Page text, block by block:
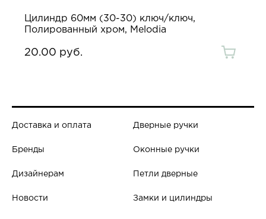
Цилиндр 60мм (30-30) ключ/ключ,
Полированный хром, Melodia
20.00 руб.
Доставка и оплата
Бренды
Дизайнерам
Новости
Дверные ручки
Оконные ручки
Петли дверные
Замки и цилиндры